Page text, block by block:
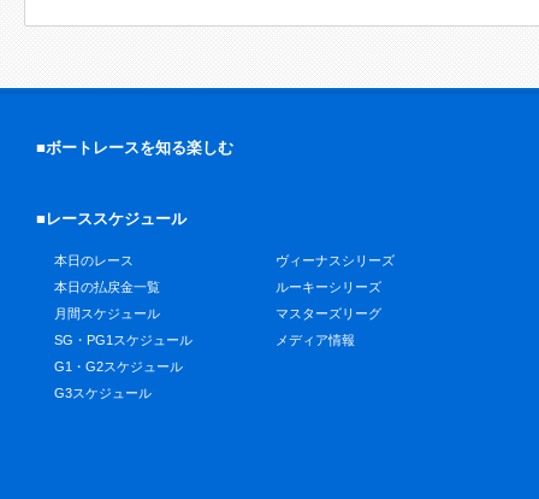
■ボートレースを知る楽しむ
■レーススケジュール
本日のレース
本日の払戻金一覧
月間スケジュール
SG・PG1スケジュール
G1・G2スケジュール
G3スケジュール
ヴィーナスシリーズ
ルーキーシリーズ
マスターズリーグ
メディア情報